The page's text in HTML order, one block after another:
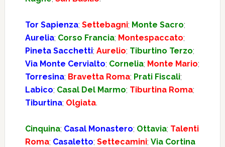
Tor Sapienza; Settebagni; Monte Sacro;
Aurelia; Corso Francia; Montespaccato;
Pineta Sacchetti; Aurelio; Tiburtino Terzo;
Via Monte Cervialto; Cornelia; Monte Mario;
Torresina; Bravetta Roma; Prati Fiscali;
Labico; Casal Del Marmo; Tiburtina Roma;
Tiburtina; Olgiata.
Cinquina; Casal Monastero; Ottavia; Talenti
Roma; Casaletto; Settecamini; Via Cortina